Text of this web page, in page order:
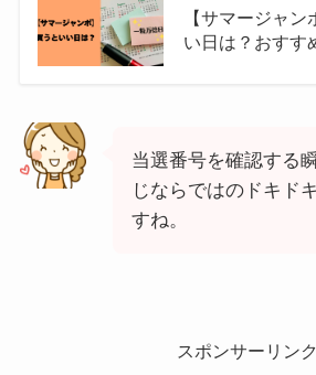
【サマージャ
い日は？おすす
当選番号を確認する
じならではのドキド
すね。
スポンサーリンク